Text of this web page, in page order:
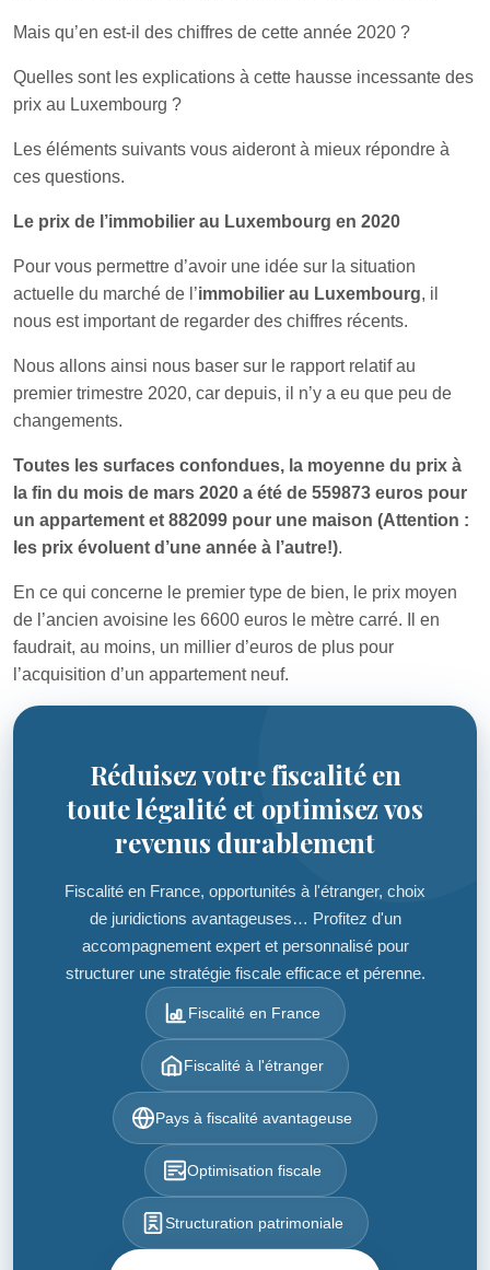
Mais qu’en est-il des chiffres de cette année 2020 ?
Quelles sont les explications à cette hausse incessante des
prix au Luxembourg ?
Les éléments suivants vous aideront à mieux répondre à
ces questions.
Le prix de l’immobilier au Luxembourg en 2020
Pour vous permettre d’avoir une idée sur la situation
actuelle du marché de l’immobilier au Luxembourg, il
nous est important de regarder des chiffres récents.
Nous allons ainsi nous baser sur le rapport relatif au
premier trimestre 2020, car depuis, il n’y a eu que peu de
changements.
Toutes les surfaces confondues, la moyenne du prix à
la fin du mois de mars 2020 a été de 559873 euros pour
un appartement et 882099 pour une maison (Attention :
les prix évoluent d’une année à l’autre!).
En ce qui concerne le premier type de bien, le prix moyen
de l’ancien avoisine les 6600 euros le mètre carré. Il en
faudrait, au moins, un millier d’euros de plus pour
l’acquisition d’un appartement neuf.
Réduisez votre fiscalité en
toute légalité et optimisez vos
revenus durablement
Fiscalité en France, opportunités à l'étranger, choix
de juridictions avantageuses… Profitez d'un
accompagnement expert et personnalisé pour
structurer une stratégie fiscale efficace et pérenne.
Fiscalité en France
Fiscalité à l'étranger
Pays à fiscalité avantageuse
Optimisation fiscale
Structuration patrimoniale